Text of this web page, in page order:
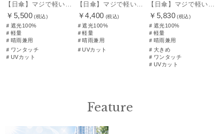
【日傘】マジで軽い傘 マジカルテックプロテクション(MAGICAL TECH PROTECTION) 50cm 晴雨兼用傘自動開閉折りたたみ日傘 一級遮光100% UV 軽量 機能性 人気
￥5,500 (税込)
＃遮光100%
＃軽量
＃晴雨兼用
＃ワンタッチ
＃UVカット
【日傘】マジで軽い傘 マジカルテックプロテクション(MAGICAL TECH PROTECTION)5flat 晴雨兼用傘折りたたみ日傘 一級遮光100% UV 軽量 コンパクト持ち運びに便利 人気
￥4,400 (税込)
＃遮光100%
＃軽量
＃晴雨兼用
＃UVカット
【日傘】マジで軽い傘 マジカルテックプロテクション(MAGICAL TECH PROTECTION) 58cm 晴雨兼用傘自動開閉折りたたみ日傘 一級遮光100% UV 軽量 機能性 大きめ 人気
￥5,830 (税込)
＃遮光100%
＃軽量
＃晴雨兼用
＃大きめ
＃ワンタッチ
＃UVカット
Feature